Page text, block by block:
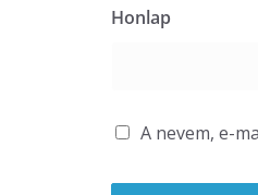
Honlap
A nevem, e-